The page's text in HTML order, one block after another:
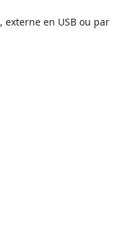
en USB ou par